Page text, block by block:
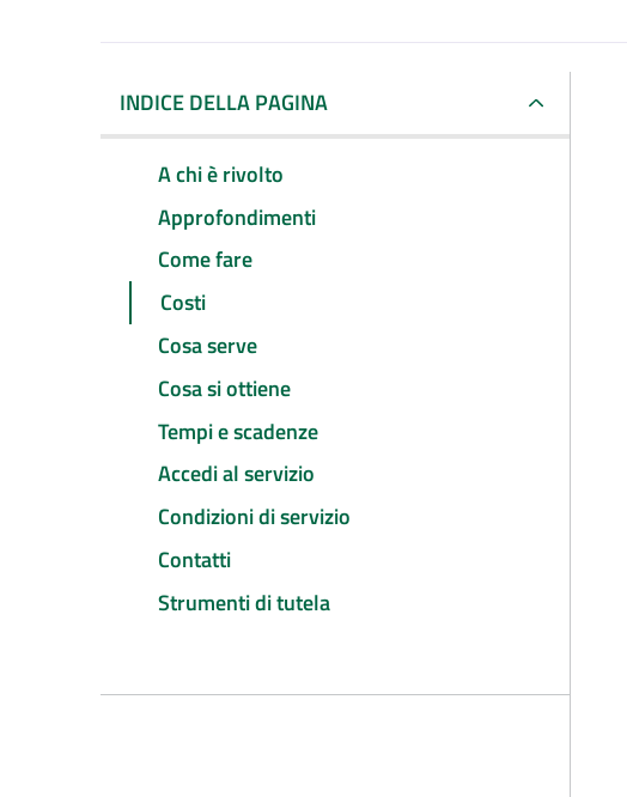
INDICE DELLA PAGINA
A chi è rivolto
Approfondimenti
Come fare
Costi
Cosa serve
Cosa si ottiene
Tempi e scadenze
Accedi al servizio
Condizioni di servizio
Contatti
Strumenti di tutela